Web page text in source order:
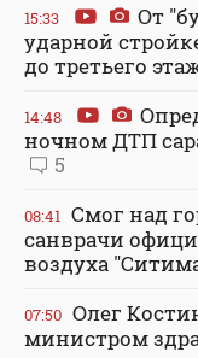
15:33
От
ударной
до третьего
14:48
ночном ДТП
5
08:41 Смог над
санврачи
воздуха
07:50 Олег
министром